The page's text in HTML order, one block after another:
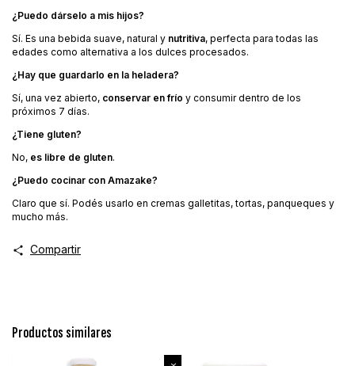
¿Puedo dárselo a mis hijos?
Sí. Es una bebida suave, natural y nutritiva, perfecta para todas las
edades como alternativa a los dulces procesados.
¿Hay que guardarlo en la heladera?
Sí, una vez abierto, conservar en frío y consumir dentro de los
próximos 7 días.
¿Tiene gluten?
No, es libre de gluten.
¿Puedo cocinar con Amazake?
Claro que sí. Podés usarlo en cremas galletitas, tortas, panqueques y
mucho más.
Compartir
Productos similares